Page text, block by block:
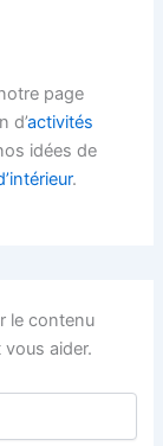
page
d’activités
idées de
.
le contenu
vous aider.